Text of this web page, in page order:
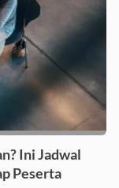
Ini Jadwal
Peserta